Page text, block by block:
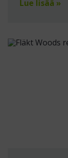
Lue lisää »